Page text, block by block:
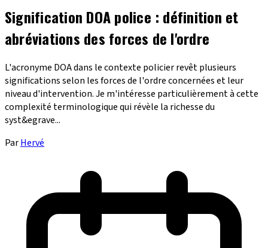
Signification DOA police : définition et
abréviations des forces de l'ordre
L'acronyme DOA dans le contexte policier revêt plusieurs
significations selon les forces de l'ordre concernées et leur
niveau d'intervention. Je m'intéresse particulièrement à cette
complexité terminologique qui révèle la richesse du
syst&egrave...
ParHervé